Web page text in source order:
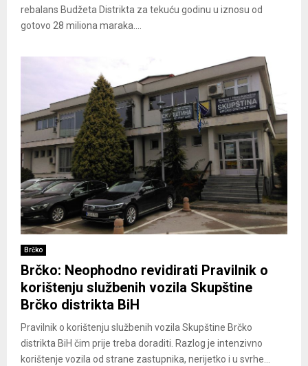
rebalans Budžeta Distrikta za tekuću godinu u iznosu od
gotovo 28 miliona maraka....
Brčko
Brčko: Neophodno revidirati Pravilnik o
korištenju službenih vozila Skupštine
Brčko distrikta BiH
Pravilnik o korištenju službenih vozila Skupštine Brčko
distrikta BiH čim prije treba doraditi. Razlog je intenzivno
korištenje vozila od strane zastupnika, nerijetko i u svrhe...